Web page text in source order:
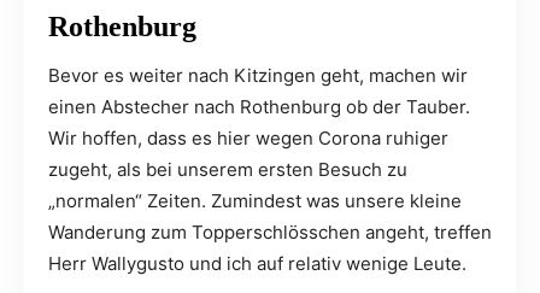
Rothenburg
Bevor es weiter nach Kitzingen geht, machen wir
einen Abstecher nach Rothenburg ob der Tauber.
Wir hoffen, dass es hier wegen Corona ruhiger
zugeht, als bei unserem ersten Besuch zu
„normalen“ Zeiten. Zumindest was unsere kleine
Wanderung zum Topperschlösschen angeht, treffen
Herr Wallygusto und ich auf relativ wenige Leute.